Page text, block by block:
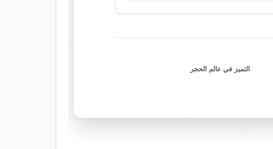
التميز في عالم الحجر